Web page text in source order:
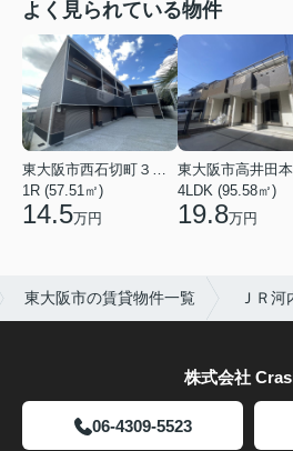
よく見られている物件
東大阪市西石切町３丁目
1R (57.51㎡)
14.5万円
4LDK (95.58㎡)
19.8万円
東大阪市の賃貸物件一覧 ＪＲ
株式会社
06-4309-5523